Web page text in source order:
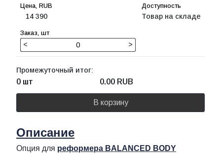
14 390 Товар на складе
< >
Промежуточный итог:
0 шт 0.00 RUB
В корзину
Описание
Опция для реформера BALANCED BODY